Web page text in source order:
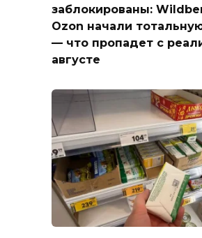
заблокированы:
Ozon начали
— что пропадет с
августе